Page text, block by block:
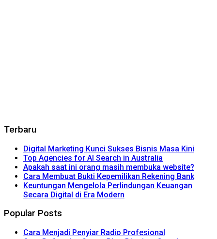
Terbaru
Digital Marketing Kunci Sukses Bisnis Masa Kini
Top Agencies for AI Search in Australia
Apakah saat ini orang masih membuka website?
Cara Membuat Bukti Kepemilikan Rekening Bank
Keuntungan Mengelola Perlindungan Keuangan
Secara Digital di Era Modern
Popular Posts
Cara Menjadi Penyiar Radio Profesional